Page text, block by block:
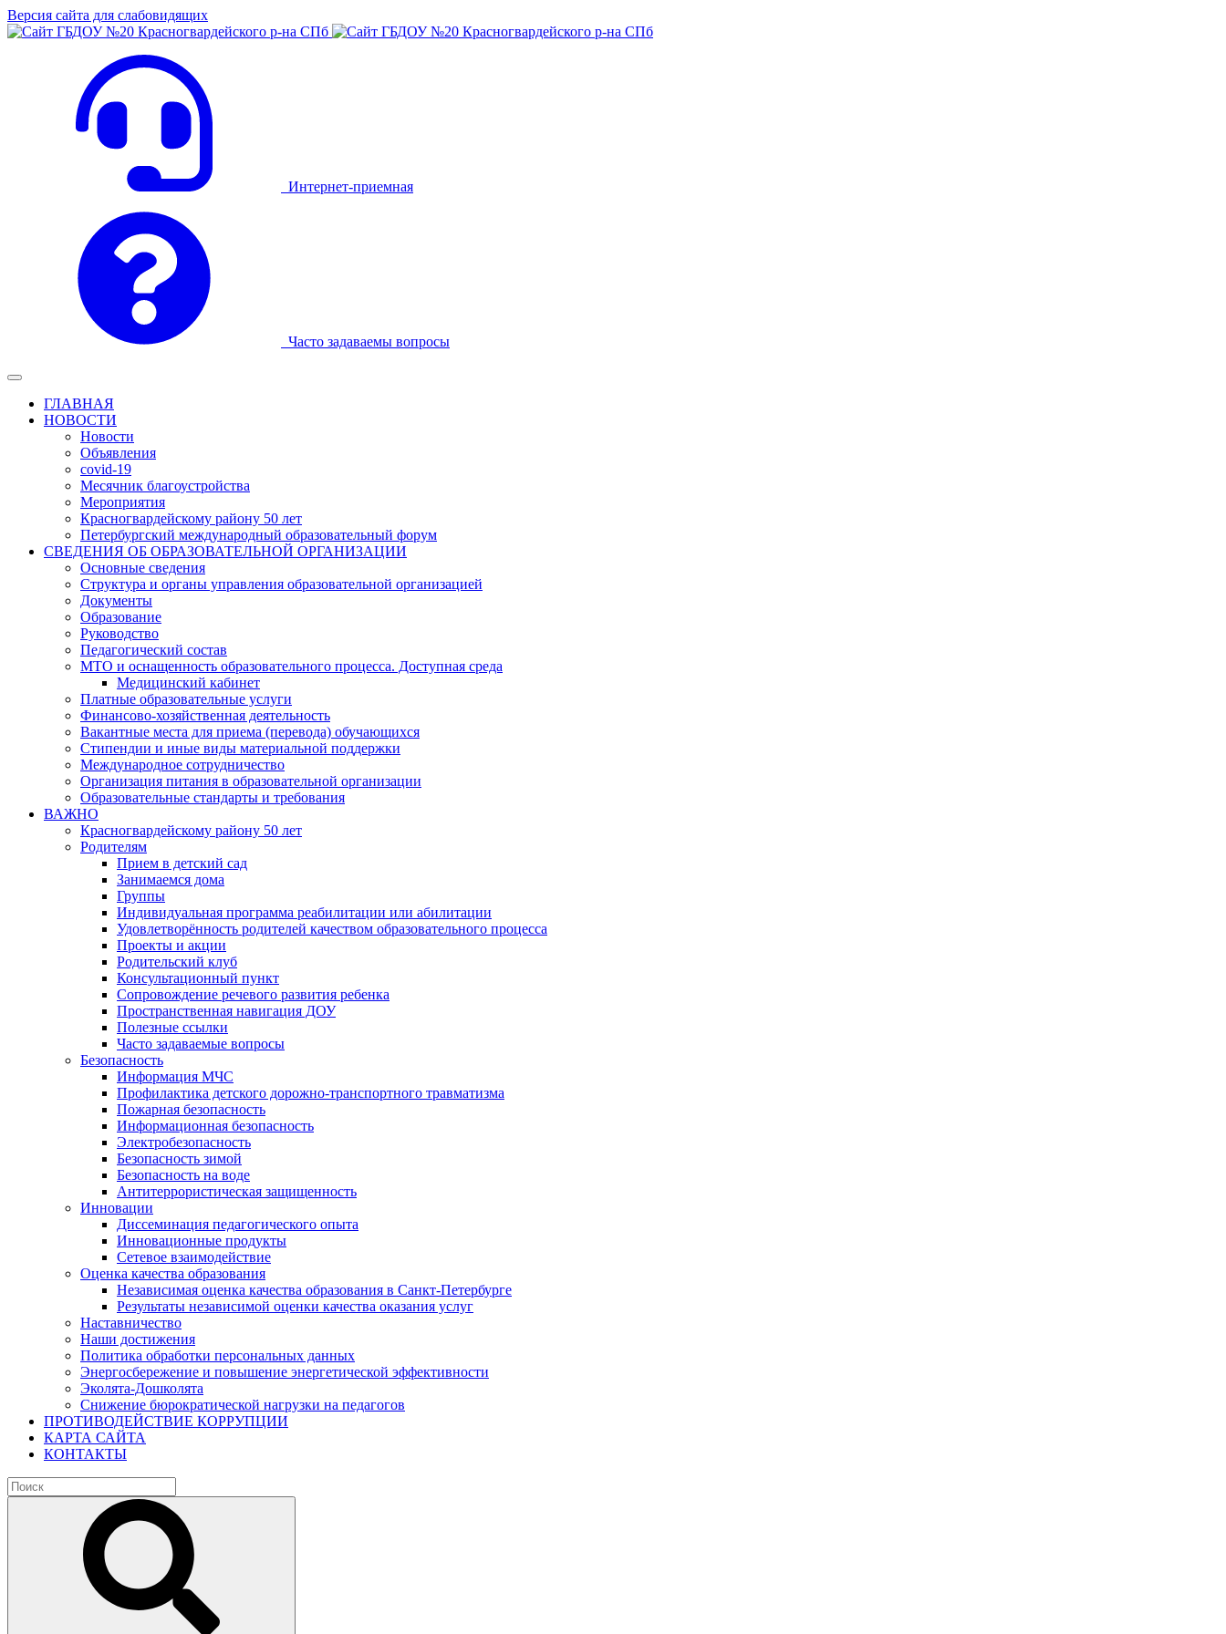
Версия сайта для слабовидящих
Интернет-приемная
Часто задаваемы вопросы
ГЛАВНАЯ
НОВОСТИ
Новости
Объявления
covid-19
Месячник благоустройства
Мероприятия
Красногвардейскому району 50 лет
Петербургский международный образовательный форум
СВЕДЕНИЯ ОБ ОБРАЗОВАТЕЛЬНОЙ ОРГАНИЗАЦИИ
Основные сведения
Структура и органы управления образовательной организацией
Документы
Образование
Руководство
Педагогический состав
МТО и оснащенность образовательного процесса. Доступная среда
Медицинский кабинет
Платные образовательные услуги
Финансово-хозяйственная деятельность
Вакантные места для приема (перевода) обучающихся
Стипендии и иные виды материальной поддержки
Международное сотрудничество
Организация питания в образовательной организации
Образовательные стандарты и требования
ВАЖНО
Красногвардейскому району 50 лет
Родителям
Прием в детский сад
Занимаемся дома
Группы
Индивидуальная программа реабилитации или абилитации
Удовлетворённость родителей качеством образовательного процесса
Проекты и акции
Родительский клуб
Консультационный пункт
Сопровождение речевого развития ребенка
Пространственная навигация ДОУ
Полезные ссылки
Часто задаваемые вопросы
Безопасность
Информация МЧС
Профилактика детского дорожно-транспортного травматизма
Пожарная безопасность
Информационная безопасность
Электробезопасность
Безопасность зимой
Безопасность на воде
Антитеррористическая защищенность
Инновации
Диссеминация педагогического опыта
Инновационные продукты
Сетевое взаимодействие
Оценка качества образования
Независимая оценка качества образования в Санкт-Петербурге
Результаты независимой оценки качества оказания услуг
Наставничество
Наши достижения
Политика обработки персональных данных
Энергосбережение и повышение энергетической эффективности
Эколята-Дошколята
Снижение бюрократической нагрузки на педагогов
ПРОТИВОДЕЙСТВИЕ КОРРУПЦИИ
КАРТА САЙТА
КОНТАКТЫ